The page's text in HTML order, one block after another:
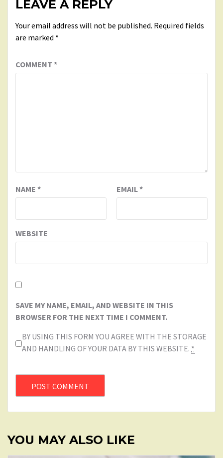
LEAVE A REPLY
Your email address will not be published. Required fields
are marked *
COMMENT *
NAME * EMAIL*
WEBSITE
SAVE MY NAME, EMAIL, AND WEBSITE IN THIS
BROWSER FOR THE NEXT TIME I COMMENT.
BY USING THIS FORM YOU AGREE WITH THE STORAGE
AND HANDLING OF YOUR DATA BY THIS WEBSITE. *
YOU MAY ALSO LIKE